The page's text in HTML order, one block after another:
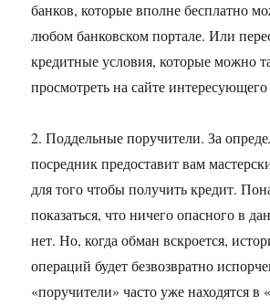
банков, которые вполне бесплатно
любом банковском портале. Или
кредитные условия, которые можно
просмотреть на сайте
2. Поддельные поручители. За
посредник предоставит вам
для того чтобы получить кредит.
показаться, что ничего опасного в
нет. Но, когда обман вскроется,
операций будет безвозвратно
«поручители» часто уже находятся в